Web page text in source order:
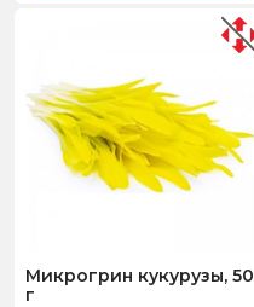
Микрогрин кукурузы, 50
г